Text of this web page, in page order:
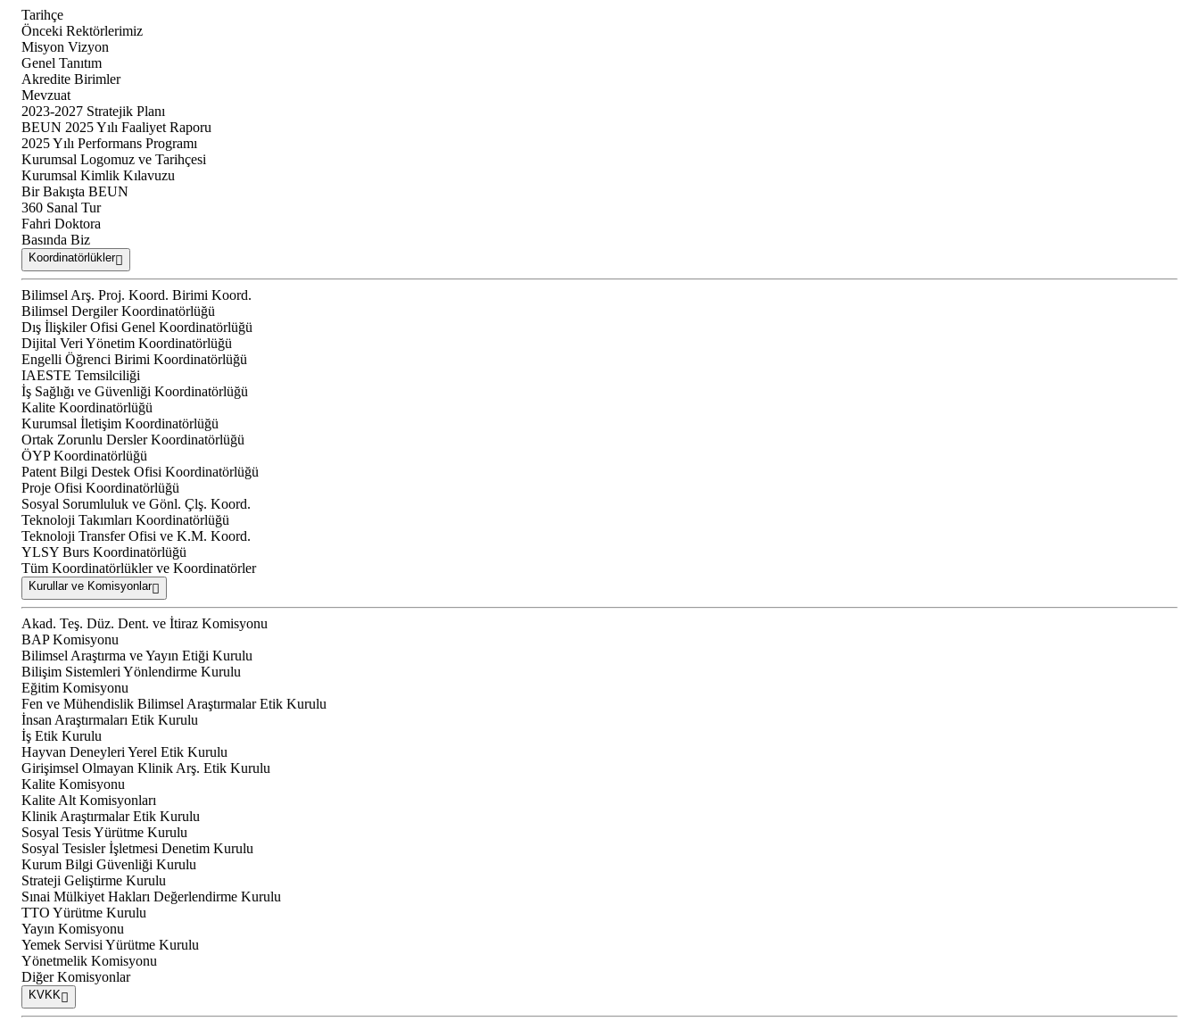
Tarihçe
Önceki Rektörlerimiz
Misyon Vizyon
Genel Tanıtım
Akredite Birimler
Mevzuat
2023-2027 Stratejik Planı
BEUN 2025 Yılı Faaliyet Raporu
2025 Yılı Performans Programı
Kurumsal Logomuz ve Tarihçesi
Kurumsal Kimlik Kılavuzu
Bir Bakışta BEUN
360 Sanal Tur
Fahri Doktora
Basında Biz
Koordinatörlükler
Bilimsel Arş. Proj. Koord. Birimi Koord.
Bilimsel Dergiler Koordinatörlüğü
Dış İlişkiler Ofisi Genel Koordinatörlüğü
Dijital Veri Yönetim Koordinatörlüğü
Engelli Öğrenci Birimi Koordinatörlüğü
IAESTE Temsilciliği
İş Sağlığı ve Güvenliği Koordinatörlüğü
Kalite Koordinatörlüğü
Kurumsal İletişim Koordinatörlüğü
Ortak Zorunlu Dersler Koordinatörlüğü
ÖYP Koordinatörlüğü
Patent Bilgi Destek Ofisi Koordinatörlüğü
Proje Ofisi Koordinatörlüğü
Sosyal Sorumluluk ve Gönl. Çlş. Koord.
Teknoloji Takımları Koordinatörlüğü
Teknoloji Transfer Ofisi ve K.M. Koord.
YLSY Burs Koordinatörlüğü
Tüm Koordinatörlükler ve Koordinatörler
Kurullar ve Komisyonlar
Akad. Teş. Düz. Dent. ve İtiraz Komisyonu
BAP Komisyonu
Bilimsel Araştırma ve Yayın Etiği Kurulu
Bilişim Sistemleri Yönlendirme Kurulu
Eğitim Komisyonu
Fen ve Mühendislik Bilimsel Araştırmalar Etik Kurulu
İnsan Araştırmaları Etik Kurulu
İş Etik Kurulu
Hayvan Deneyleri Yerel Etik Kurulu
Girişimsel Olmayan Klinik Arş. Etik Kurulu
Kalite Komisyonu
Kalite Alt Komisyonları
Klinik Araştırmalar Etik Kurulu
Sosyal Tesis Yürütme Kurulu
Sosyal Tesisler İşletmesi Denetim Kurulu
Kurum Bilgi Güvenliği Kurulu
Strateji Geliştirme Kurulu
Sınai Mülkiyet Hakları Değerlendirme Kurulu
TTO Yürütme Kurulu
Yayın Komisyonu
Yemek Servisi Yürütme Kurulu
Yönetmelik Komisyonu
Diğer Komisyonlar
KVKK